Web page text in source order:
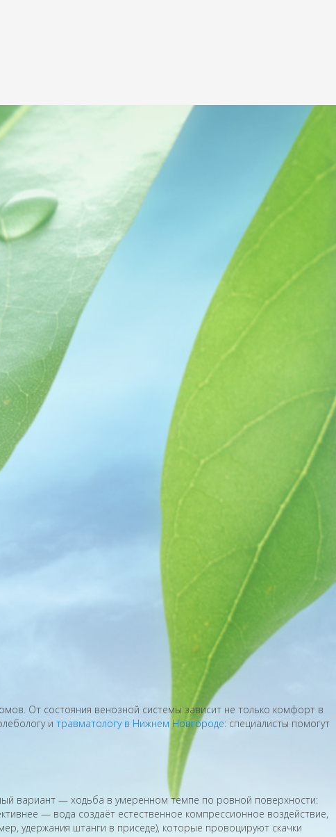
От состояния венозной системы зависит не только комфорт в
и травматологу в Нижнем Новгороде: специалисты помогут
вариант — ходьба в умеренном темпе по ровной поверхности:
— вода создаёт естественное компрессионное воздействие,
удержания штанги в приседе), которые провоцируют скачки